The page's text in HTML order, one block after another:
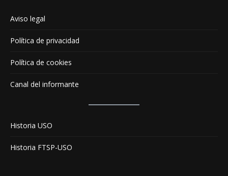
Aviso legal
Política de privacidad
Política de cookies
Canal del informante
Historia USO
Historia FTSP-USO